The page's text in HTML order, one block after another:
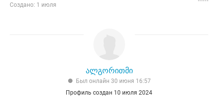
Создано: 1 июля
ალგორითმი
Был онлайн 30 июня 16:57
Профиль создан 10 июля 2024